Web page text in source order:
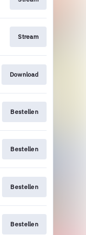
Stream
Download
Bestellen
Bestellen
Bestellen
Bestellen